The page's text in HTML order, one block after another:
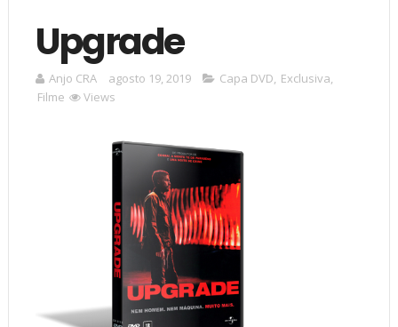
Upgrade
Anjo CRA agosto 19, 2019 Capa DVD, Exclusiva,
Filme
Views